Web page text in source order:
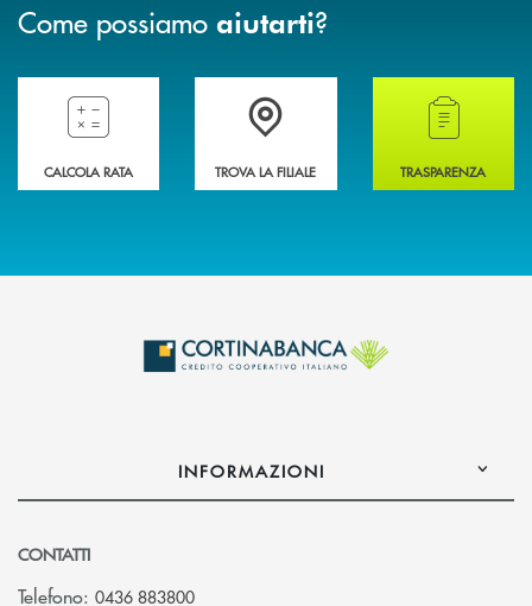
Come possiamo aiutarti?
Compila il preventivatore e calcola la rata del mutuo
CALCOLA RATA
Accedi all' elenco completo delle filiali della
TROVA LA FILIALE
Hai bisogno di
TRASPARENZA
INFORMAZIONI
CONTATTI
Telefono: 0436 883800